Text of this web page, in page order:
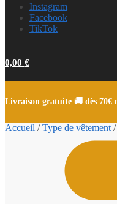
Instagram
Facebook
TikTok
0,00 €
Livraison gratuite 🚚 dès 70€
Accueil /Type de vêtement /